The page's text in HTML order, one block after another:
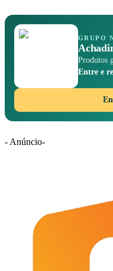
GRUPO
Produtos
Entre e
- Anúncio-